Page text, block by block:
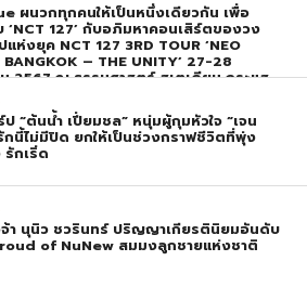
ผนวกทุกคนให้เป็นหนึ่งเดียวกัน เพื่อ
‘NCT 127’ กับอภิมหาคอนเสิร์ตของวง
แห่งยุค NCT 127 3RD TOUR ‘NEO
BANGKOK – THE UNITY’ 27-28
2567 ณ ธรรมศาสตร์ สเตเดียม กระแส
งใหญ่สมการรอคอย บัตร SOLD OUT
นทีที่เปิดจำหน่าย !
ป “ต้นน้ำ เปี่ยมชล” หนุ่มผู้กุมหัวใจ “เจน
กนี้ไม่มีปิด ยกให้เป็นช่วงกราฟชีวิตที่พุ่ง
กเริ่ด
า นุนิว ชวรินทร์ ปริญญาเกียรตินิยมอันดับ
of NuNew สมมงลูกชายแห่งชาติ